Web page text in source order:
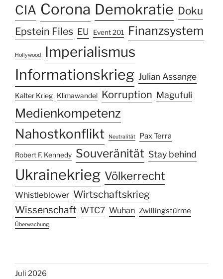
CIA Corona Demokratie Doku
Epstein Files EU Event 201 Finanzsystem
Hollywood
Imperialismus
Informationskrieg Julian Assange
Kalter Krieg Klimawandel Korruption Magufuli
Medienkompetenz
Nahostkonflikt Neutralität Pax Terra
Robert F. Kennedy Souveränität Stay behind
Ukrainekrieg Völkerrecht
Whistleblower Wirtschaftskrieg
Wissenschaft WTC7 Wuhan Zwillingstürme
Überwachung
Juli 2026